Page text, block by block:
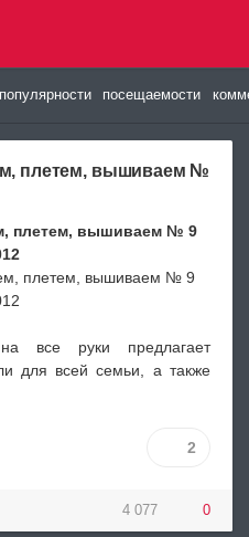
популярности посещаемости
плетем, вышиваем №
плетем, вышиваем № 9
все руки предлагает
для всей семьи, а также
2
4 077 0